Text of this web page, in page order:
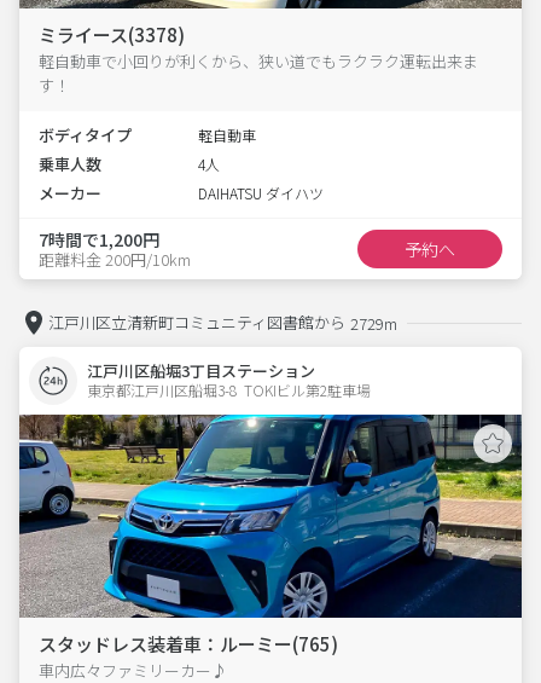
ミライース(3378)
軽自動車で小回りが利くから、狭い道でもラクラク運転出来ま
す！
ボディタイプ 軽自動車
乗車人数 4人
メーカー DAIHATSU ダイハツ
7時間で1,200円
距離料金 200円/10km 予約へ
江戸川区立清新町コミュニティ図書館から 2729m
江戸川区船堀3丁目ステーション
東京都江戸川区船堀3-8  TOKIビル第2駐車場
スタッドレス装着車：ルーミー(765)
車内広々ファミリーカー♪